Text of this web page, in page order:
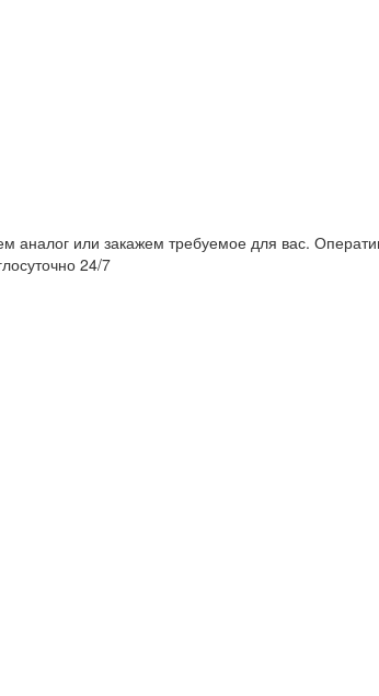
или закажем требуемое для вас.
24/7